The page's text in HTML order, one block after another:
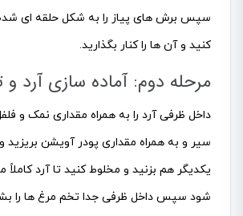
سپس برش های پیاز را به شکل حلقه ای شده
کنید و آن ها را کنار بگذارید.
مرحله دوم: آماده سازی آرد
داخل ظرفی آرد را به همراه مقداری نمک و
سیر و به همراه مقداری پودر آویشن بریزید
یکدیگر هم بزنید و مخلوط کنید تا آرد کاملاً
شود سپس داخل ظرفی جدا تخم مرغ ها را